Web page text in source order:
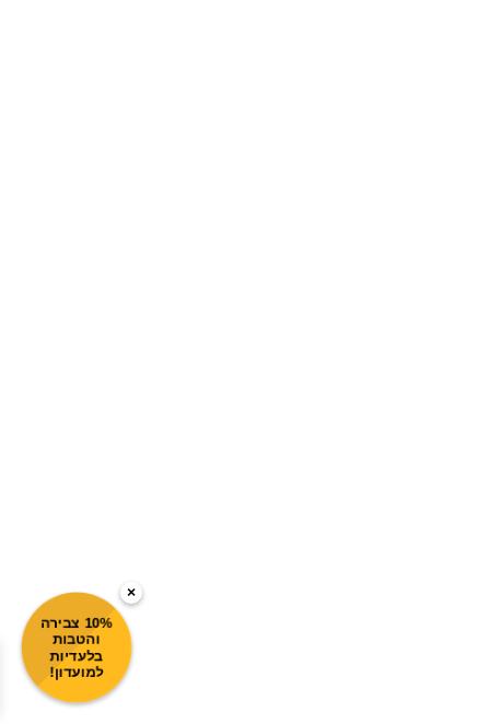
×
10% צבירה
והטבות
בלעדיות
למועדון!